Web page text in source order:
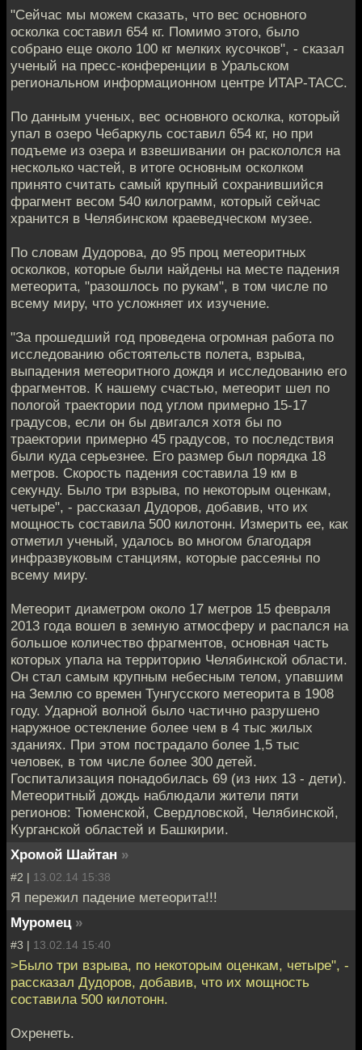
"Сейчас мы можем сказать, что вес основного
осколка составил 654 кг. Помимо этого, было
собрано еще около 100 кг мелких кусочков", - сказал
ученый на пресс-конференции в Уральском
региональном информационном центре ИТАР-ТАСС.
По данным ученых, вес основного осколка, который
упал в озеро Чебаркуль составил 654 кг, но при
подъеме из озера и взвешивании он раскололся на
несколько частей, в итоге основным осколком
принято считать самый крупный сохранившийся
фрагмент весом 540 килограмм, который сейчас
хранится в Челябинском краеведческом музее.
По словам Дудорова, до 95 проц метеоритных
осколков, которые были найдены на месте падения
метеорита, "разошлось по рукам", в том числе по
всему миру, что усложняет их изучение.
"За прошедший год проведена огромная работа по
исследованию обстоятельств полета, взрыва,
выпадения метеоритного дождя и исследованию его
фрагментов. К нашему счастью, метеорит шел по
пологой траектории под углом примерно 15-17
градусов, если он бы двигался хотя бы по
траектории примерно 45 градусов, то последствия
были куда серьезнее. Его размер был порядка 18
метров. Скорость падения составила 19 км в
секунду. Было три взрыва, по некоторым оценкам,
четыре", - рассказал Дудоров, добавив, что их
мощность составила 500 килотонн. Измерить ее, как
отметил ученый, удалось во многом благодаря
инфразвуковым станциям, которые рассеяны по
всему миру.
Метеорит диаметром около 17 метров 15 февраля
2013 года вошел в земную атмосферу и распался на
большое количество фрагментов, основная часть
которых упала на территорию Челябинской области.
Он стал самым крупным небесным телом, упавшим
на Землю со времен Тунгусского метеорита в 1908
году. Ударной волной было частично разрушено
наружное остекление более чем в 4 тыс жилых
зданиях. При этом пострадало более 1,5 тыс
человек, в том числе более 300 детей.
Госпитализация понадобилась 69 (из них 13 - дети).
Метеоритный дождь наблюдали жители пяти
регионов: Тюменской, Свердловской, Челябинской,
Курганской областей и Башкирии.
Хромой Шайтан »
#2 | 13.02.14 15:38
Я пережил падение метеорита!!!
Муромец »
#3 | 13.02.14 15:40
>Было три взрыва, по некоторым оценкам, четыре", -
рассказал Дудоров, добавив, что их мощность
составила 500 килотонн.
Охренеть.